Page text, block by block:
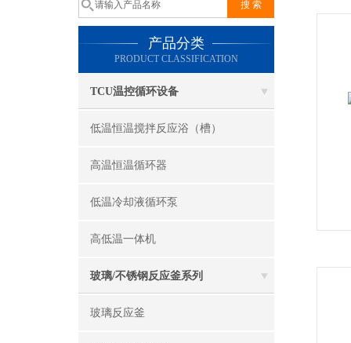
产品分类
PRODUCT CLASSIFICATION
TCU温控循环设备
低温恒温搅拌反应浴（槽）
高温恒温循环器
低温冷却液循环泵
高低温一体机
玻璃/不锈钢反应釜系列
玻璃反应釜